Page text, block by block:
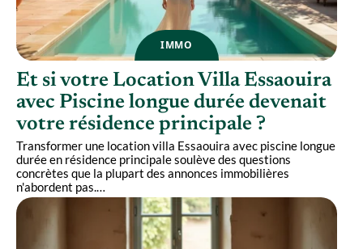
IMMO
Et si votre Location Villa Essaouira
avec Piscine longue durée devenait
votre résidence principale ?
Transformer une location villa Essaouira avec piscine longue
durée en résidence principale soulève des questions
concrètes que la plupart des annonces immobilières
n'abordent pas.…